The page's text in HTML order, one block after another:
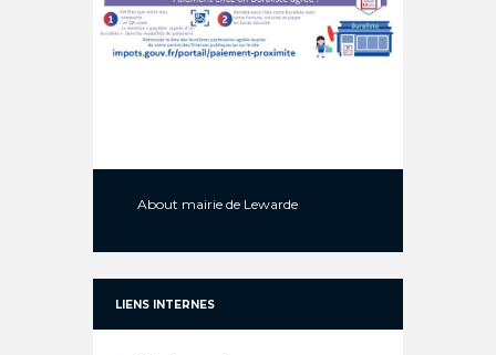
About mairie de Lewarde
LIENS INTERNES